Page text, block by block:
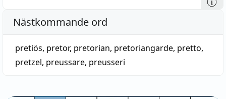
Nästkommande ord
pretiös, pretor, pretorian, pretoriangarde, pretto,
pretzel, preussare, preusseri